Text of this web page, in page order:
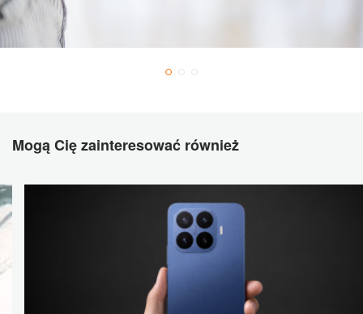
Mogą Cię zainteresować również
Xiaomi